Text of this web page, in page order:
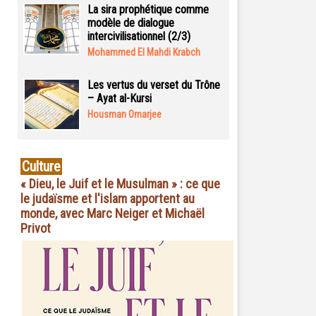
La sira prophétique comme
modèle de dialogue
intercivilisationnel (2/3)
Mohammed El Mahdi Krabch
Les vertus du verset du Trône
– Ayat al-Kursi
Housman Omarjee
Culture
« Dieu, le Juif et le Musulman » : ce que
le judaïsme et l'islam apportent au
monde, avec Marc Neiger et Michaël
Privot